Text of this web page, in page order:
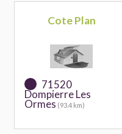
Cote Plan
71520
Dompierre Les
Ormes (93.4 km)